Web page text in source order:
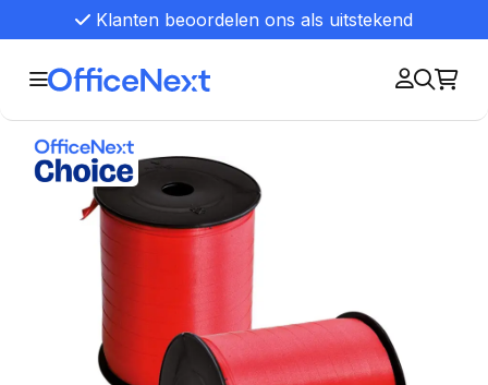
Klanten beoordelen ons als uitstekend